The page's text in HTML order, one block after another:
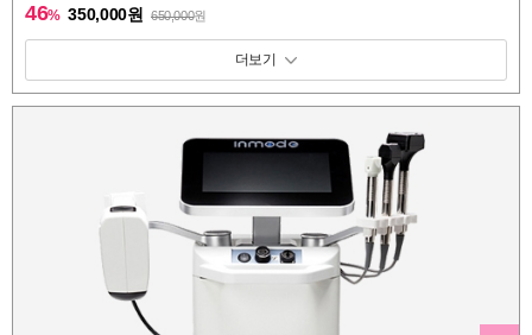
46% 350,000원 650,000원
패키지 보기 토글